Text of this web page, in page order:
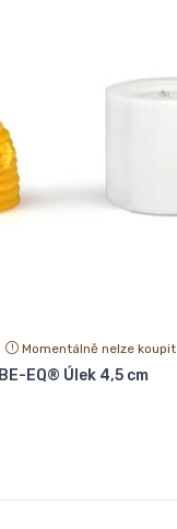
Momentálně nelze koupit
EQ® Úlek 4,5 cm